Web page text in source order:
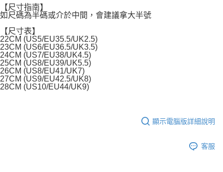
【尺寸指南】
如尺碼為半碼或介於中間，會建議拿大半號
【尺寸表】
22CM (US5/EU35.5/UK2.5)
23CM (US6/EU36.5/UK3.5)
24CM (US7/EU38/UK4.5)
25CM (US8/EU39/UK5.5)
26CM (US8/EU41/UK7)
27CM (US9/EU42.5/UK8)
28CM (US10/EU44/UK9)
顯示電腦版詳細說明
客服